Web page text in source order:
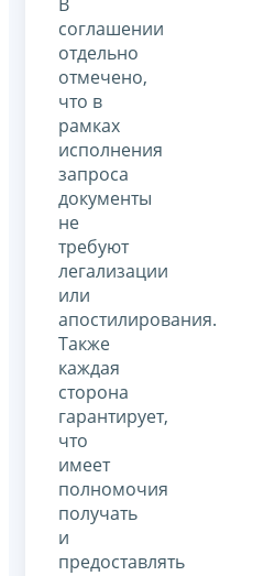
соглашении
отдельно
отмечено,
что в
рамках
исполнения
запроса
документы
не
требуют
легализации
или
апостилирования.
Также
каждая
сторона
гарантирует,
что
имеет
полномочия
получать
и
предоставлять